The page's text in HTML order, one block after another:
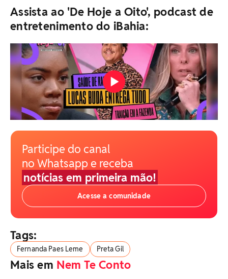
Assista ao 'De Hoje a Oito', podcast de
entretenimento do iBahia:
Participe do canal
no Whatsapp e receba
notícias em primeira mão!
Acesse a comunidade
Tags:
Fernanda Paes Leme Preta Gil
Mais em Nem Te Conto